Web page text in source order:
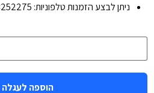
ניתן לבצע הזמנות טלפוניות: 052-3252275
הוספה לעגלה